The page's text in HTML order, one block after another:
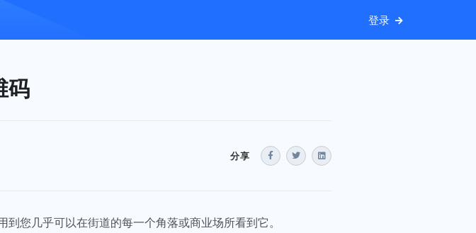
登录
码
分享
您几乎可以在街道的每一个角落或商业场所看到它。